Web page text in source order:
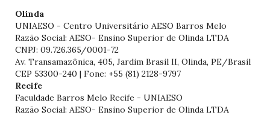
Olinda
UNIAESO - Centro Universitário AESO Barros Melo
Razão Social: AESO- Ensino Superior de Olinda LTDA
CNPJ: 09.726.365/0001-72
Av. Transamazônica, 405, Jardim Brasil II, Olinda, PE/Brasil
CEP 53300-240 | Fone: +55 (81) 2128-9797
Recife
Faculdade Barros Melo Recife - UNIAESO
Razão Social: AESO- Ensino Superior de Olinda LTDA